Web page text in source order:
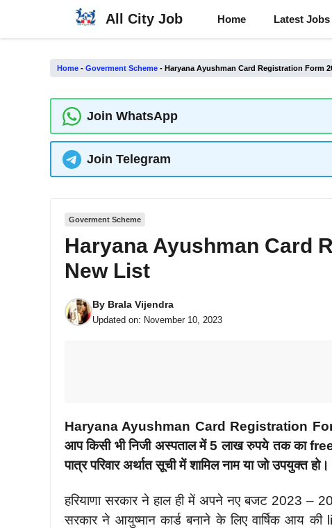
content
All City Job Home Latest Jobs
Home - Goverment Scheme - Haryana Ayushman Card Registration Form
Join WhatsApp
Join Telegram
Goverment Scheme
Haryana Ayushman Card
New List
By Brala Vijendra
Updated on: November 10, 2023
Haryana Ayushman Card Registration
आप किसी भी निजी अस्पताल में 5 लाख रुपये तक का
पात्र परिवार अर्थात सूची में शामिल नाम या जो उपयुक्त
हरियाणा सरकार ने हाल ही में अपने नए बजट 2023 –
सरकार ने आयुष्मान कार्ड बनाने के लिए वार्षिक आय